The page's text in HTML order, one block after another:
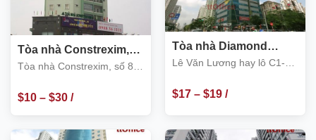
Tòa nhà Constrexim,
số 8 Khuất Duy Tiến,
Tòa nhà Constrexim, số 8
Xuân
$10– $30/
m2
Tòa nhà Diamond
Flower Tower, Lê Văn
Lê Văn Lương hay lô C1-
$17– $19/
m2